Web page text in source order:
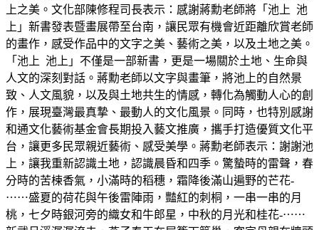
上之美。文化部陳修程司長表示：感謝蔣勳老師將「池上 池
上」新書發表暨畫展帶至台南，讓民眾有機會近距離欣賞老師
的畫作，感受作品中的文字之美、藝術之美，以及土地之美。
「池上 池上」不僅是一部新書，更是一場關於土地、生命與
人文的深刻對話。蔣勳老師以文字與畫筆，將池上的自然景
致、人文風貌，以及與土地共生的情感，轉化為觸動人心的創
作，展現臺灣最真摯、最動人的文化風景。同時，也特別感謝
和通文化藝術基金會長期投入藝文推廣，攜手打造優質文化平
台，讓更多民眾親近藝術、感受美學。蔣勳老師表示：謝謝池
上，讓我重新認識土地，認識晨昏和四季。驚蟄時的雷聲，春
分時的苦楝香氣，小滿時的稻穗，霜降後滿山遍野的芒花-
⋯⋯盛夏的荷花與午後雷陣雨，豔紅的刺桐，一串一串的月
桃，七夕時銀河旁的織女和牛郎星，中秋的月光和桂花-⋯⋯